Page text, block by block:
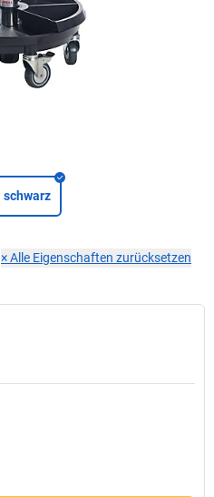
schwarz
×Alle Eigenschaften zurücksetzen